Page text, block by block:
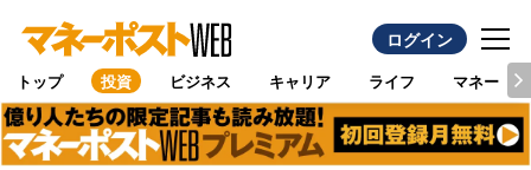
ログイン
トップ 投資 ビジネス キャリア ライフ マネー